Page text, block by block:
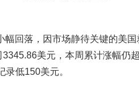
幅回落，因市场静待关键的美
3345.86美元，本周累计涨幅仍
低150美元。